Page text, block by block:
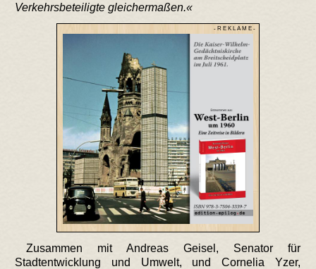
Verkehrsbeteiligte gleichermaßen.
- R E K L A M E -
Zusammen mit Andreas Geisel, Senator für
Stadtentwicklung und Umwelt, und Cornelia Yzer,